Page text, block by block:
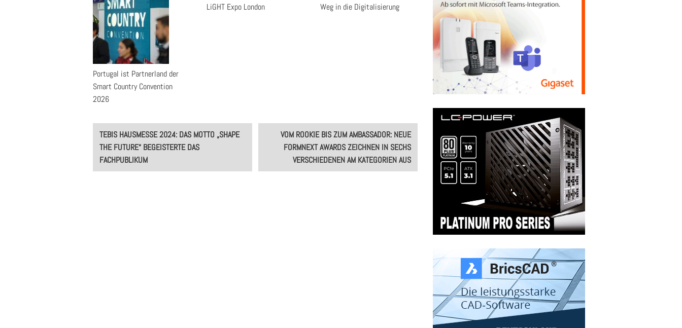
Portugal ist Partnerland der
Smart Country Convention
2026
LiGHT Expo London
Weg in die Digitalisierung
Post
navigation
TEBIS HAUSMESSE 2024: DAS MOTTO „SHAPE
THE FUTURE“ BEGEISTERTE DAS
FACHPUBLIKUM
VOM ROOKIE BIS ZUM AMBASSADOR: NEUE
FORMNEXT AWARDS ZEICHNEN IN SECHS
VERSCHIEDENEN AM KATEGORIEN AUS